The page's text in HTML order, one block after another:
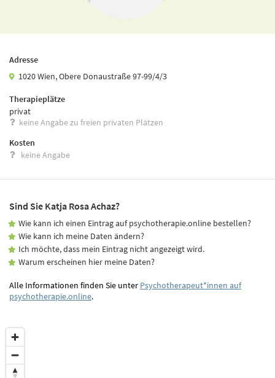
Adresse
1020 Wien, Obere Donaustraße 97-99/4/3
Therapieplätze
privat
keine Angabe zu freien privaten Plätzen
Kosten
keine Angabe
Sind Sie Katja Rosa Achaz?
Wie kann ich einen Eintrag auf psychotherapie.online bestellen?
Wie kann ich meine Daten ändern?
Ich möchte, dass mein Eintrag nicht angezeigt wird.
Warum erscheinen hier meine Daten?
Alle Informationen finden Sie unter Psychotherapeut*innen auf
psychotherapie.online.